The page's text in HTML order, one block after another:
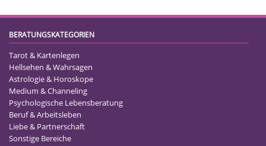
BERATUNGSKATEGORIEN
Tarot & Kartenlegen
Hellsehen & Wahrsagen
Astrologie & Horoskope
Medium & Channeling
Psychologische Lebensberatung
Beruf & Arbeitsleben
Liebe & Partnerschaft
Sonstige Bereiche